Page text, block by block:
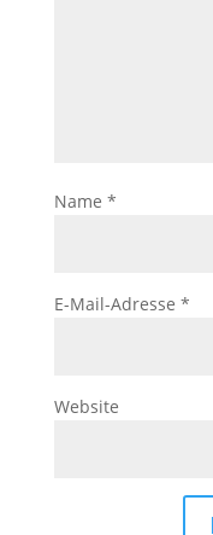
Name *
E-Mail-Adresse *
Website